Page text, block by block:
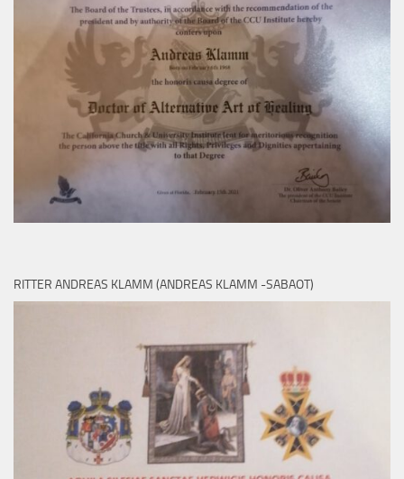
RITTER ANDREAS KLAMM (ANDREAS KLAMM -SABAOT)